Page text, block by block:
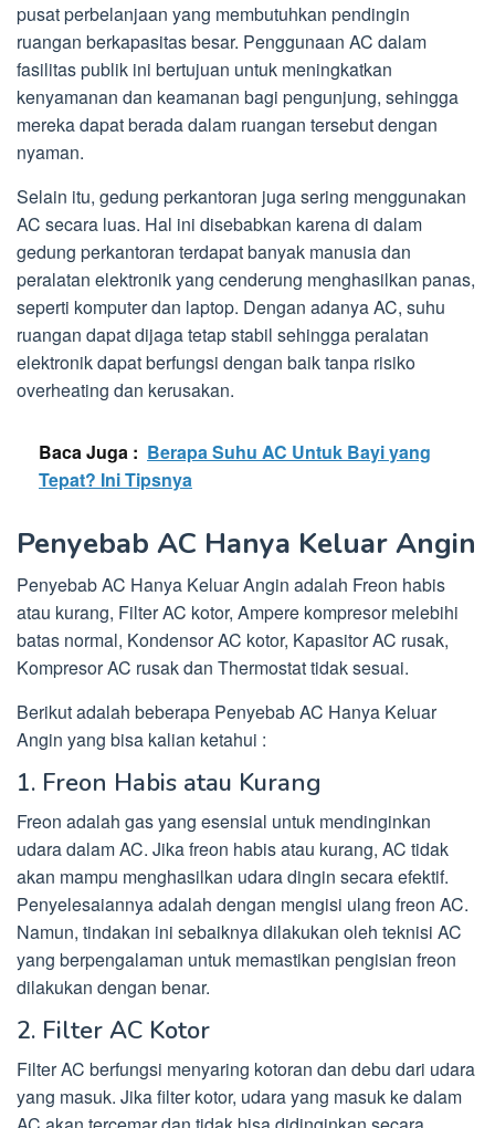
pusat perbelanjaan yang membutuhkan pendingin
ruangan berkapasitas besar. Penggunaan AC dalam
fasilitas publik ini bertujuan untuk meningkatkan
kenyamanan dan keamanan bagi pengunjung, sehingga
mereka dapat berada dalam ruangan tersebut dengan
nyaman.
Selain itu, gedung perkantoran juga sering menggunakan
AC secara luas. Hal ini disebabkan karena di dalam
gedung perkantoran terdapat banyak manusia dan
peralatan elektronik yang cenderung menghasilkan panas,
seperti komputer dan laptop. Dengan adanya AC, suhu
ruangan dapat dijaga tetap stabil sehingga peralatan
elektronik dapat berfungsi dengan baik tanpa risiko
overheating dan kerusakan.
Baca Juga : Berapa Suhu AC Untuk Bayi yang
Tepat? Ini Tipsnya
Penyebab AC Hanya Keluar Angin
Penyebab AC Hanya Keluar Angin adalah Freon habis
atau kurang, Filter AC kotor, Ampere kompresor melebihi
batas normal, Kondensor AC kotor, Kapasitor AC rusak,
Kompresor AC rusak dan Thermostat tidak sesuai.
Berikut adalah beberapa Penyebab AC Hanya Keluar
Angin yang bisa kalian ketahui :
1. Freon Habis atau Kurang
Freon adalah gas yang esensial untuk mendinginkan
udara dalam AC. Jika freon habis atau kurang, AC tidak
akan mampu menghasilkan udara dingin secara efektif.
Penyelesaiannya adalah dengan mengisi ulang freon AC.
Namun, tindakan ini sebaiknya dilakukan oleh teknisi AC
yang berpengalaman untuk memastikan pengisian freon
dilakukan dengan benar.
2. Filter AC Kotor
Filter AC berfungsi menyaring kotoran dan debu dari udara
yang masuk. Jika filter kotor, udara yang masuk ke dalam